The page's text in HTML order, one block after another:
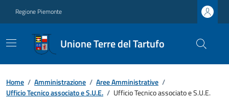
Regione Piemonte
Unione Terre del Tartufo
Home / Amministrazione / Aree Amministrative /
Ufficio Tecnico associato e S.U.E. / Ufficio Tecnico associato e S.U.E.